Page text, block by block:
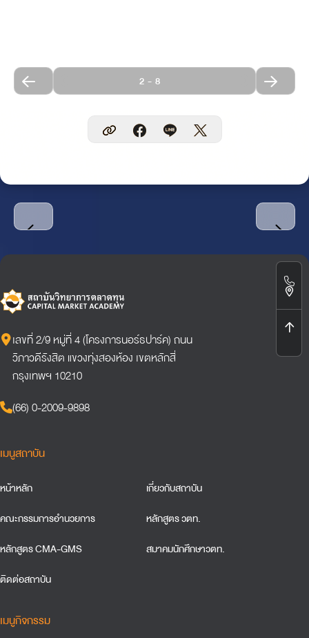
2 - 8
เลขที่ 2/9 หมู่ที่ 4 (โครงการนอร์ธปาร์ค) ถนน
วิภาวดีรังสิต แขวงทุ่งสองห้อง เขตหลักสี่
กรุงเทพฯ 10210
(66) 0-2009-9898
เมนูสถาบัน
หน้าหลัก
เกี่ยวกับสถาบัน
คณะกรรมการอำนวยการ
หลักสูตร วตท.
หลักสูตร CMA-GMS
สมาคมนักศึกษาวตท.
ติดต่อสถาบัน
เมนูกิจกรรม